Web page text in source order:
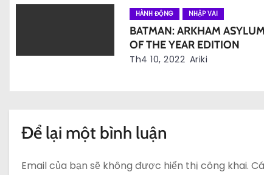
HÀNH ĐỘNG NHẬP VAI
BATMAN: ARKHAM
OF THE YEAR EDITION
Th4 10, 2022 Ariki
Để lại một bình luận
Email của bạn sẽ không được hiển thị công khai.